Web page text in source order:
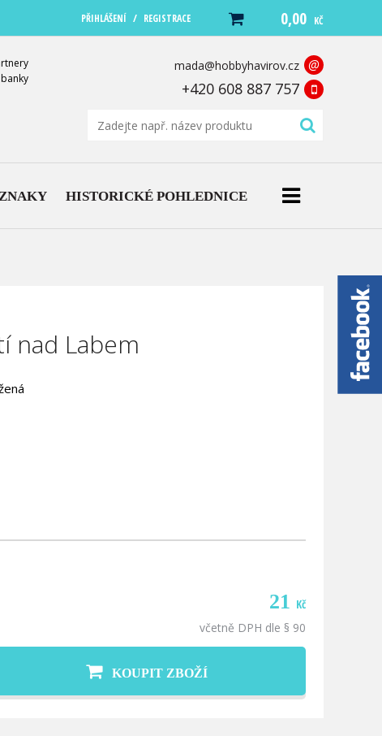
PŘIHLÁŠENÍ / REGISTRACE 0,00 KČ
mada@hobbyhavirov.cz @
+420 608 887 757
HISTORICKÉ POHLEDNICE
nad Labem
21 Kč
včetně DPH dle § 90
KOUPIT ZBOŽÍ